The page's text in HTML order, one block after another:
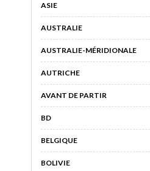
ASIE
AUSTRALIE
AUSTRALIE-MÉRIDIONALE
AUTRICHE
AVANT DE PARTIR
BD
BELGIQUE
BOLIVIE